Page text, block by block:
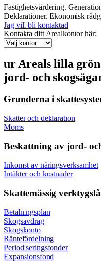
Fastighetsvärdering.
Deklarationer. Ekonomisk
Jag vill bli kontaktad
Kontakta ditt Arealkontor här:
urAreals lilla
jord- och
Grunderna i
Skatter och deklaration
Moms
Beskattning av jord-
Inkomst av näringsverksamhet
Intäkter och kostnader
Skattemässig
Betalningsplan
Skogsavdrag
Skogskonto
Räntefördelning
Periodiseringsfonder
Expansionsfond